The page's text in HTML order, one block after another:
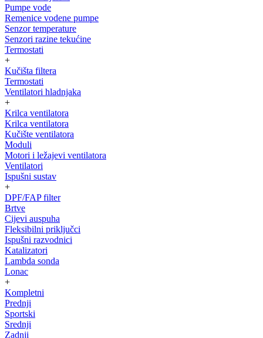
Pumpe vode
Remenice vodene pumpe
Senzor temperature
Senzori razine tekućine
Termostati
+
Kučišta filtera
Termostati
Ventilatori hladnjaka
+
Krilca ventilatora
Krilca ventilatora
Kučište ventilatora
Moduli
Motori i ležajevi ventilatora
Ventilatori
Ispušni sustav
+
DPF/FAP filter
Brtve
Cijevi auspuha
Fleksibilni priključci
Ispušni razvodnici
Katalizatori
Lambda sonda
Lonac
+
Kompletni
Prednji
Sportski
Srednji
Zadnji